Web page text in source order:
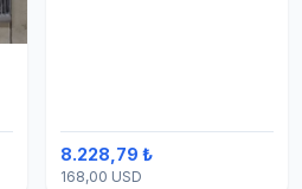
8.228,79 ₺
168,00 USD